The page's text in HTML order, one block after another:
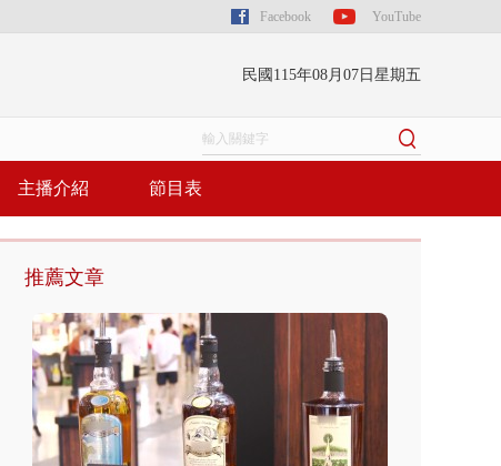
Facebook YouTube
民國115年08月07日星期五
主播介紹 節目表
推薦文章